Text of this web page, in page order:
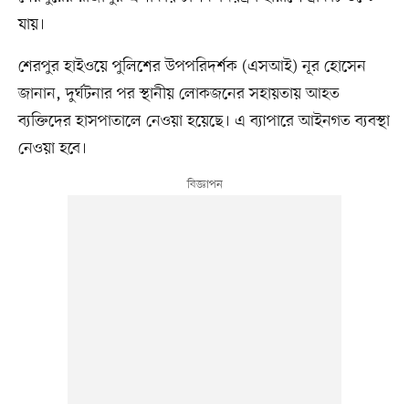
যায়।
শেরপুর হাইওয়ে পুলিশের উপপরিদর্শক (এসআই) নূর হোসেন
জানান, দুর্ঘটনার পর স্থানীয় লোকজনের সহায়তায় আহত
ব্যক্তিদের হাসপাতালে নেওয়া হয়েছে। এ ব্যাপারে আইনগত ব্যবস্থা
নেওয়া হবে।